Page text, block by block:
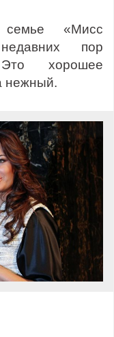
«Мисс
пор
хорошее
нежный.